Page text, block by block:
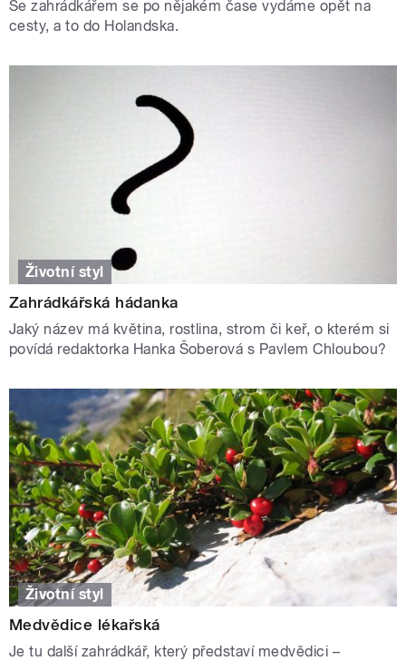
Se zahrádkářem se po nějakém čase vydáme opět na
cesty, a to do Holandska.
Životní styl
Zahrádkářská hádanka
Jaký název má květina, rostlina, strom či keř, o kterém si
povídá redaktorka Hanka Šoberová s Pavlem Chloubou?
Životní styl
Medvědice lékařská
Je tu další zahrádkář, který představí medvědici –